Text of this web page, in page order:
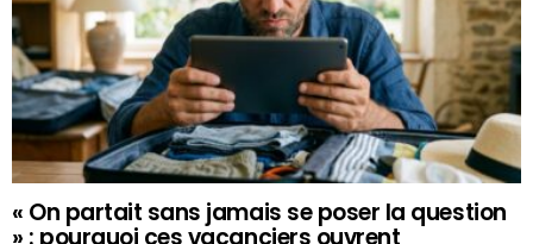
« On partait sans jamais se poser la question
» : pourquoi ces vacanciers ouvrent